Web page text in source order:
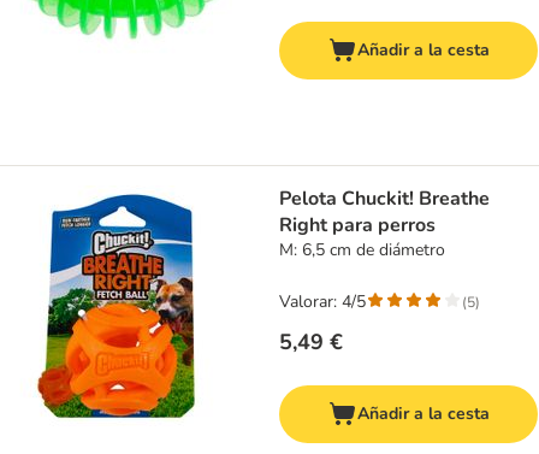
Añadir a la cesta
Pelota Chuckit! Breathe
Right para perros
M: 6,5 cm de diámetro
5,49 €
Valorar: 4/5 (5)
Añadir a la cesta